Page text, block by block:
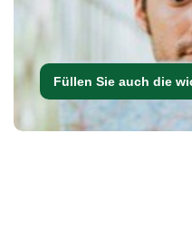
Füllen Sie auch die